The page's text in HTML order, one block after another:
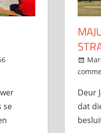
se
Deur
dat